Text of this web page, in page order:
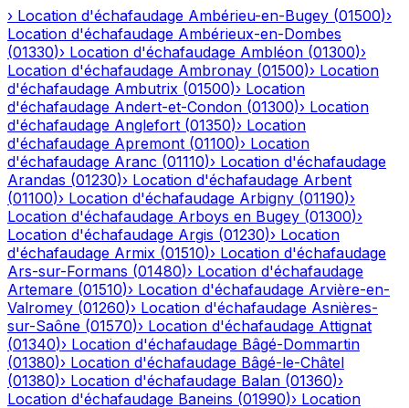
› Location d'échafaudage Ambérieu-en-Bugey (01500)›
Location d'échafaudage Ambérieux-en-Dombes
(01330)› Location d'échafaudage Ambléon (01300)›
Location d'échafaudage Ambronay (01500)› Location
d'échafaudage Ambutrix (01500)› Location
d'échafaudage Andert-et-Condon (01300)› Location
d'échafaudage Anglefort (01350)› Location
d'échafaudage Apremont (01100)› Location
d'échafaudage Aranc (01110)› Location d'échafaudage
Arandas (01230)› Location d'échafaudage Arbent
(01100)› Location d'échafaudage Arbigny (01190)›
Location d'échafaudage Arboys en Bugey (01300)›
Location d'échafaudage Argis (01230)› Location
d'échafaudage Armix (01510)› Location d'échafaudage
Ars-sur-Formans (01480)› Location d'échafaudage
Artemare (01510)› Location d'échafaudage Arvière-en-
Valromey (01260)› Location d'échafaudage Asnières-
sur-Saône (01570)› Location d'échafaudage Attignat
(01340)› Location d'échafaudage Bâgé-Dommartin
(01380)› Location d'échafaudage Bâgé-le-Châtel
(01380)› Location d'échafaudage Balan (01360)›
Location d'échafaudage Baneins (01990)› Location